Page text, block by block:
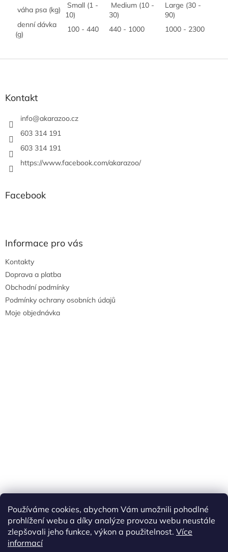
Používáme cookies, abychom Vám umožnili pohodlné
prohlížení webu a díky analýze provozu webu neustále
zlepšovali jeho funkce, výkon a použitelnost. Více
informací
váha psa (kg)
Small (1 -
10)
Medium (10 -
30)
Large (30 -
90)
denní dávka
(g)
100 - 440 440 - 1000 1000 - 2300
Kontakt
info@akarazoo.cz
603 314 191
603 314 191
https://www.facebook.com/akarazoo/
Facebook
Informace pro vás
Kontakty
Doprava a platba
Obchodní podmínky
Podmínky ochrany osobních údajů
Moje objednávka
Tisíce výdejních míst po celé ČR